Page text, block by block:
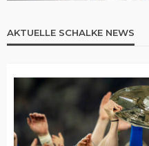
AKTUELLE SCHALKE NEWS